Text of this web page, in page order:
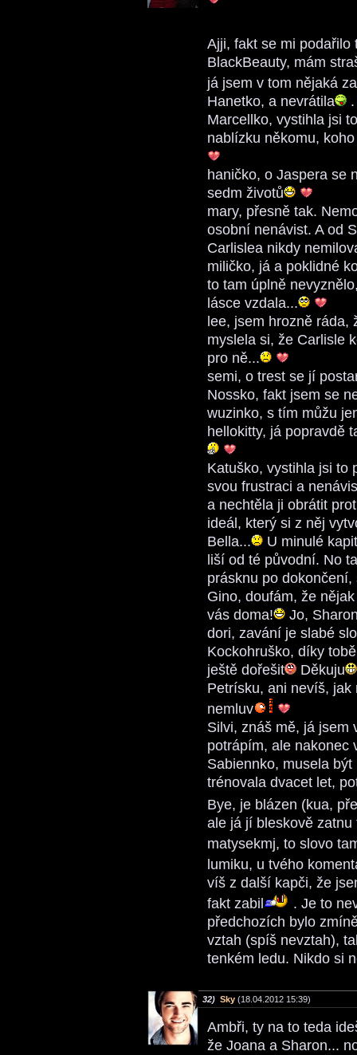
Ajji, fakt se mi podařilo
BlackBeauty, mám
já jsem v tom nějaká
Hanetko, a nevrátila
Marcellko, vystihla jsi
nablízku někomu,
haničko, o Jaspera se
sedm životů
mary, přesně tak.
osobní nenávist. A od
Carlislea nikdy
miličko, já a poklidné
to tam úplně
lásce vzdala...
lee, jsem hrozně ráda,
myslela si, že Carlisle
pro ně...
semi, o trest se jí
Nossko, fakt jsem se
wuzinko, s tím můžu
hellokitty, já popravdě
Katuško, vystihla jsi to
svou frustraci a
a nechtěla ji obrátit
ideál, který si z něj
Bella...
U minulé
liší od té původní. No
prásknu po dokončení,
Gino, doufám, že
vás doma!
Jo,
dori, zavání je slabé
Kockohruško, díky
ještě dořešit
Děkuju
Petrísku, ani nevíš,
nemluv
Silvi, znáš mě, já jsem
potrápím, ale nakonec
Sabiennko, musela
trénovala dvacet let,
Bye, je blázen (kua,
ale já jí bleskově zatnu
matysekmj, to slovo
lumiku, u tvého
víš z další kapči, že
fakt zabil
. Je to
předchozích bylo
vztah (spíš nevztah),
tenkém ledu. Nikdo si
32) Sky (18.04.2012 15:39)
Ambři, ty na to teda
že Joana a Sharon...